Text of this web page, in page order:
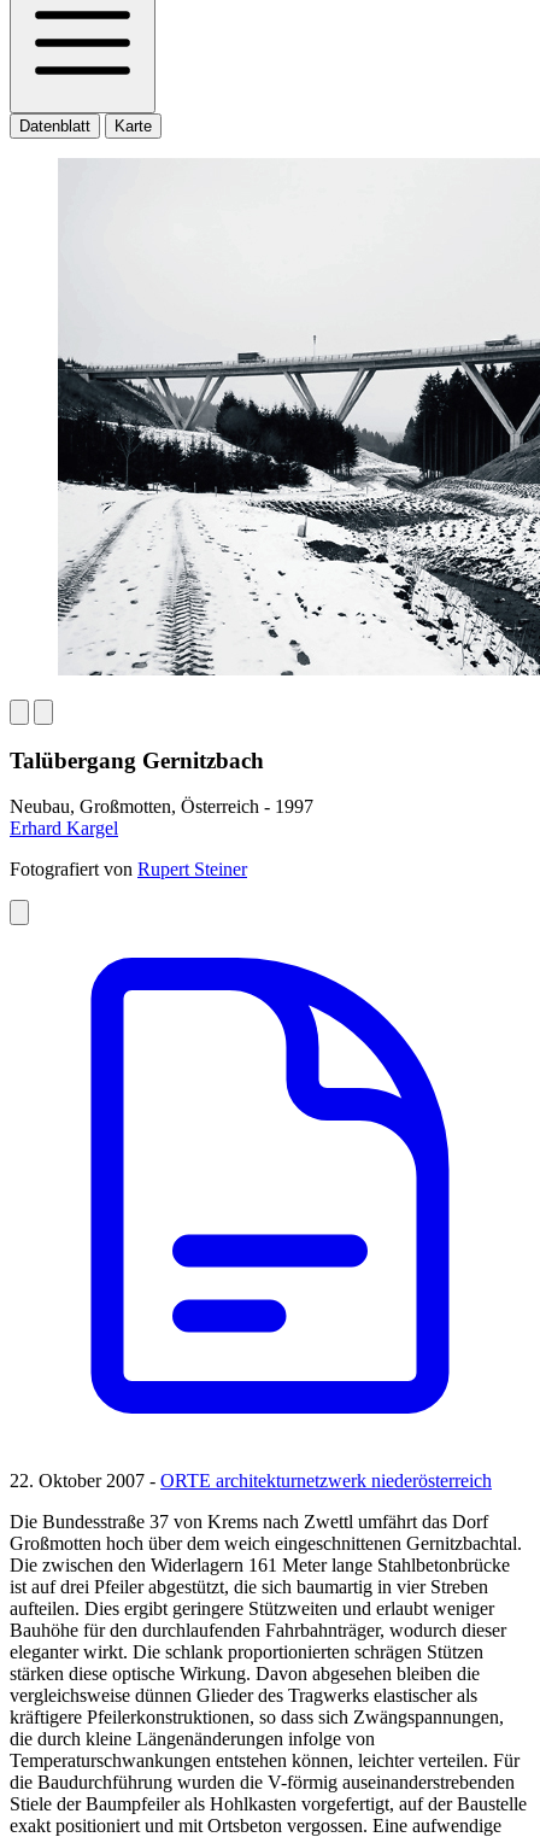
Datenblatt Karte
Talübergang Gernitzbach
Neubau, Großmotten, Österreich - 1997
Erhard Kargel
Fotografiert von Rupert Steiner
22. Oktober 2007 - ORTE architekturnetzwerk niederösterreich
Die Bundesstraße 37 von Krems nach Zwettl umfährt das Dorf
Großmotten hoch über dem weich eingeschnittenen Gernitzbachtal.
Die zwischen den Widerlagern 161 Meter lange Stahlbetonbrücke
ist auf drei Pfeiler abgestützt, die sich baumartig in vier Streben
aufteilen. Dies ergibt geringere Stützweiten und erlaubt weniger
Bauhöhe für den durchlaufenden Fahrbahnträger, wodurch dieser
eleganter wirkt. Die schlank proportionierten schrägen Stützen
stärken diese optische Wirkung. Davon abgesehen bleiben die
vergleichsweise dünnen Glieder des Tragwerks elastischer als
kräftigere Pfeilerkonstruktionen, so dass sich Zwängspannungen,
die durch kleine Längenänderungen infolge von
Temperaturschwankungen entstehen können, leichter verteilen. Für
die Baudurchführung wurden die V-förmig auseinanderstrebenden
Stiele der Baumpfeiler als Hohlkasten vorgefertigt, auf der Baustelle
exakt positioniert und mit Ortsbeton vergossen. Eine aufwendige